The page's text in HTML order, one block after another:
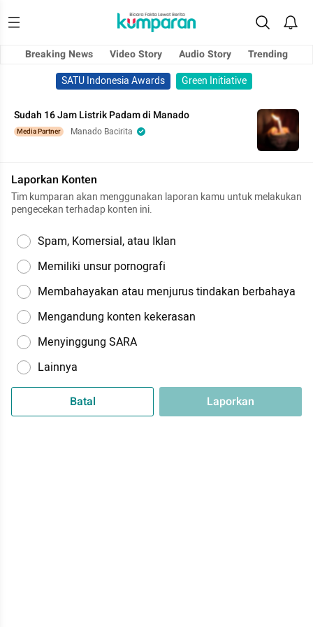
Breaking News Video Story Audio Story
Trending
SATU Indonesia Awards
Green Initiative
Sudah 16 Jam Listrik Padam di Manado
Media Partner Manado Bacirita
Laporkan Konten
Tim kumparan akan menggunakan laporan kamu untuk melakukan
pengecekan terhadap konten ini.
Spam, Komersial, atau Iklan
Memiliki unsur pornografi
Membahayakan atau menjurus tindakan berbahaya
Mengandung konten kekerasan
Menyinggung SARA
Lainnya
Batal Laporkan